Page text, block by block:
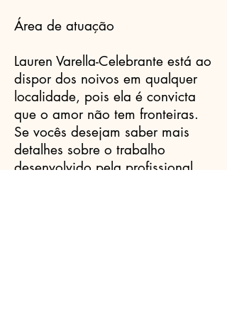
Área de atuação
Lauren Varella-Celebrante está ao
dispor dos noivos em qualquer
localidade, pois ela é convicta
que o amor não tem fronteiras.
Se vocês desejam saber mais
detalhes sobre o trabalho
desenvolvido pela profissional,